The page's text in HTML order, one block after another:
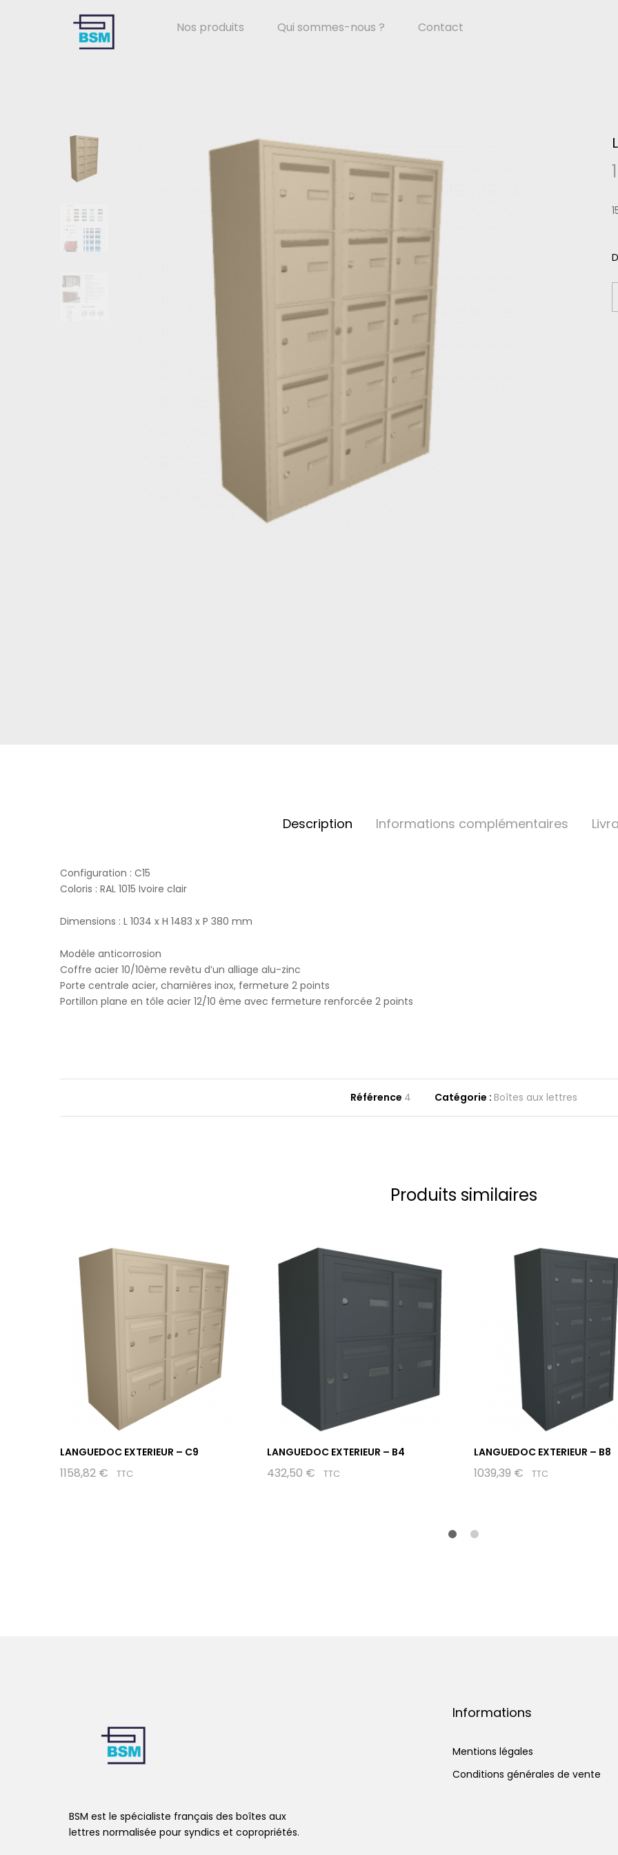
Nos produits Qui sommes-nous ? Contact
Description Informations complémentaires
Configuration : C15
Coloris : RAL 1015 Ivoire clair
Dimensions : L 1034 x H 1483 x P 380 mm
Modèle anticorrosion
Coffre acier 10/10ème revêtu d’un alliage alu-zinc
Porte centrale acier, charnières inox, fermeture 2 points
Portillon plane en tôle acier 12/10 ème avec fermeture renforcée 2 points
Référence 4 Catégorie : Boîtes aux lettres
Produits similaires
LANGUEDOC EXTERIEUR – C9
1158,82 € TTC
LANGUEDOC EXTERIEUR – B4
432,50 € TTC
LANGUEDOC EXTERIEUR – B8
1039,39 € TTC
BSM est le spécialiste français des boîtes aux
lettres normalisée pour syndics et copropriétés.
Informations
Mentions légales
Conditions générales de vente